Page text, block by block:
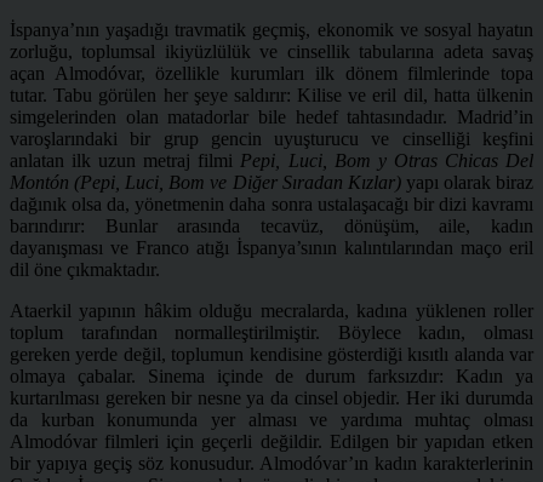
İspanya’nın yaşadığı travmatik geçmiş, ekonomik ve sosyal hayatın
zorluğu, toplumsal ikiyüzlülük ve cinsellik tabularına adeta savaş
açan Almodóvar, özellikle kurumları ilk dönem filmlerinde topa
tutar. Tabu görülen her şeye saldırır: Kilise ve eril dil, hatta ülkenin
simgelerinden olan matadorlar bile hedef tahtasındadır. Madrid’in
varoşlarındaki bir grup gencin uyuşturucu ve cinselliği keşfini
anlatan ilk uzun metraj filmi Pepi, Luci, Bom y Otras Chicas Del
Montón (Pepi, Luci, Bom ve Diğer Sıradan Kızlar)yapı olarak biraz
dağınık olsa da, yönetmenin daha sonra ustalaşacağı bir dizi kavramı
barındırır: Bunlar arasında tecavüz, dönüşüm, aile, kadın
dayanışması ve Franco atığı İspanya’sının kalıntılarından maço eril
dil öne çıkmaktadır.
Ataerkil yapının hâkim olduğu mecralarda, kadına yüklenen roller
toplum tarafından normalleştirilmiştir. Böylece kadın, olması
gereken yerde değil, toplumun kendisine gösterdiği kısıtlı alanda var
olmaya çabalar. Sinema içinde de durum farksızdır: Kadın ya
kurtarılması gereken bir nesne ya da cinsel objedir. Her iki durumda
da kurban konumunda yer alması ve yardıma muhtaç olması
Almodóvar filmleri için geçerli değildir. Edilgen bir yapıdan etken
bir yapıya geçiş söz konusudur. Almodóvar’ın kadın karakterlerinin